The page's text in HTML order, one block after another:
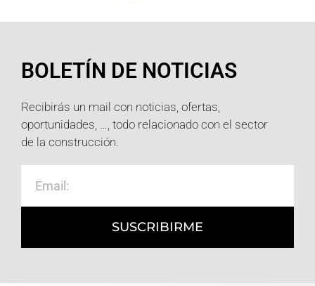
BOLETÍN DE NOTICIAS
Recibirás un mail con noticias, ofertas,
oportunidades, …, todo relacionado con el sector
de la construcción.
SUSCRIBIRME